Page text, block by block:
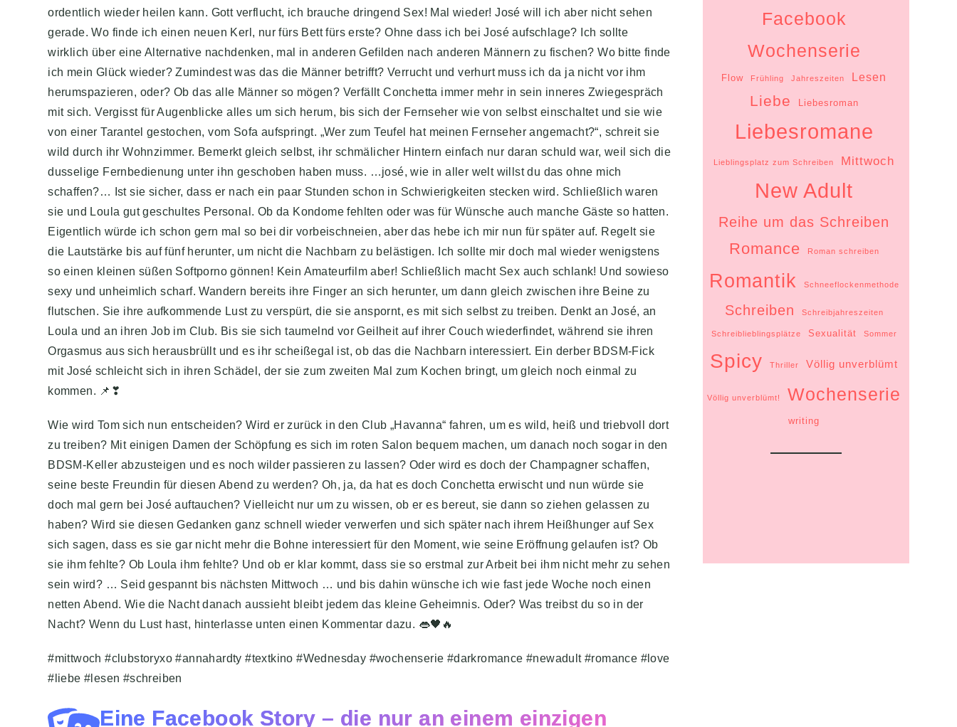
ordentlich wieder heilen kann. Gott verflucht, ich brauche dringend Sex! Mal wieder! José will ich aber nicht sehen
gerade. Wo finde ich einen neuen Kerl, nur fürs Bett fürs erste? Ohne dass ich bei José aufschlage? Ich sollte
wirklich über eine Alternative nachdenken, mal in anderen Gefilden nach anderen Männern zu fischen? Wo bitte finde
ich mein Glück wieder? Zumindest was das die Männer betrifft? Verrucht und verhurt muss ich da ja nicht vor ihm
herumspazieren, oder? Ob das alle Männer so mögen? Verfällt Conchetta immer mehr in sein inneres Zwiegespräch
mit sich. Vergisst für Augenblicke alles um sich herum, bis sich der Fernseher wie von selbst einschaltet und sie wie
von einer Tarantel gestochen, vom Sofa aufspringt. „Wer zum Teufel hat meinen Fernseher angemacht?“, schreit sie
wild durch ihr Wohnzimmer. Bemerkt gleich selbst, ihr schmälicher Hintern einfach nur daran schuld war, weil sich die
dusselige Fernbedienung unter ihn geschoben haben muss. …josé, wie in aller welt willst du das ohne mich
schaffen?… Ist sie sicher, dass er nach ein paar Stunden schon in Schwierigkeiten stecken wird. Schließlich waren
sie und Loula gut geschultes Personal. Ob da Kondome fehlten oder was für Wünsche auch manche Gäste so hatten.
Eigentlich würde ich schon gern mal so bei dir vorbeischneien, aber das hebe ich mir nun für später auf. Regelt sie
die Lautstärke bis auf fünf herunter, um nicht die Nachbarn zu belästigen. Ich sollte mir doch mal wieder wenigstens
so einen kleinen süßen Softporno gönnen! Kein Amateurfilm aber! Schließlich macht Sex auch schlank! Und sowieso
sexy und unheimlich scharf. Wandern bereits ihre Finger an sich herunter, um dann gleich zwischen ihre Beine zu
flutschen. Sie ihre aufkommende Lust zu verspürt, die sie anspornt, es mit sich selbst zu treiben. Denkt an José, an
Loula und an ihren Job im Club. Bis sie sich taumelnd vor Geilheit auf ihrer Couch wiederfindet, während sie ihren
Orgasmus aus sich herausbrüllt und es ihr scheißegal ist, ob das die Nachbarn interessiert. Ein derber BDSM-Fick
mit José schleicht sich in ihren Schädel, der sie zum zweiten Mal zum Kochen bringt, um gleich noch einmal zu
kommen. 📌❣
Wie wird Tom sich nun entscheiden? Wird er zurück in den Club „Havanna“ fahren, um es wild, heiß und triebvoll dort
zu treiben? Mit einigen Damen der Schöpfung es sich im roten Salon bequem machen, um danach noch sogar in den
BDSM-Keller abzusteigen und es noch wilder passieren zu lassen? Oder wird es doch der Champagner schaffen,
seine beste Freundin für diesen Abend zu werden? Oh, ja, da hat es doch Conchetta erwischt und nun würde sie
doch mal gern bei José auftauchen? Vielleicht nur um zu wissen, ob er es bereut, sie dann so ziehen gelassen zu
haben? Wird sie diesen Gedanken ganz schnell wieder verwerfen und sich später nach ihrem Heißhunger auf Sex
sich sagen, dass es sie gar nicht mehr die Bohne interessiert für den Moment, wie seine Eröffnung gelaufen ist? Ob
sie ihm fehlte? Ob Loula ihm fehlte? Und ob er klar kommt, dass sie so erstmal zur Arbeit bei ihm nicht mehr zu sehen
sein wird? … Seid gespannt bis nächsten Mittwoch … und bis dahin wünsche ich wie fast jede Woche noch einen
netten Abend. Wie die Nacht danach aussieht bleibt jedem das kleine Geheimnis. Oder? Was treibst du so in der
Nacht? Wenn du Lust hast, hinterlasse unten einen Kommentar dazu. 👄🖤🔥
#mittwoch #clubstoryxo #annahardty #textkino #Wednesday #wochenserie #darkromance #newadult #romance #love
#liebe #lesen #schreiben
Eine Facebook Story – die nur an einem einzigen
Facebook
Wochenserie
Flow Frühling Jahreszeiten Lesen
Liebe Liebesroman
Liebesromane
Lieblingsplatz zum Schreiben Mittwoch
New Adult
Reihe um das Schreiben
Romance Roman schreiben
Romantik Schneeflockenmethode
Schreiben Schreibjahreszeiten
Schreiblieblingsplätze Sexualität Sommer
Spicy Thriller Völlig unverblümt
Völlig unverblümt! Wochenserie
writing